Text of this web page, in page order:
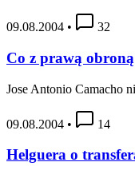
09.08.2004 • 32
Co z prawą
Jose Antonio Camacho
09.08.2004 • 14
Helguera o